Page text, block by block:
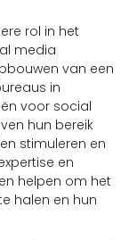
rol in het
media
van een
in
voor social
hun bereik
stimuleren en
en
helpen om het
halen en hun